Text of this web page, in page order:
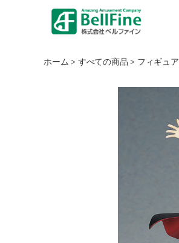
フ
ホーム > すべての商品 > フィギュア